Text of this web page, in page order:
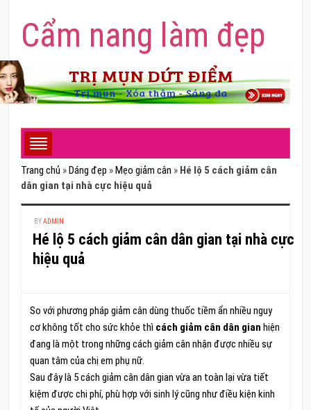
Cẩm nang làm đẹp
Trang chủ » Dáng đẹp » Mẹo giảm cân » Hé lộ 5 cách giảm cân
dân gian tại nhà cực hiệu quả
BYADMIN
Hé lộ 5 cách giảm cân dân gian tại nhà cực
hiệu quả
So với phương pháp giảm cân dùng thuốc tiềm ẩn nhiều nguy
cơ không tốt cho sức khỏe thì cách giảm cân dân gian hiện
đang là một trong những cách giảm cân nhận được nhiều sự
quan tâm của chị em phụ nữ.
Sau đây là 5 cách giảm cân dân gian vừa an toàn lại vừa tiết
kiệm được chi phí, phù hợp với sinh lý cũng như điều kiện kinh